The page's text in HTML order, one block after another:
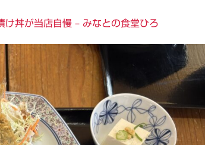
丼が当店自慢 – みなとの食堂ひろ